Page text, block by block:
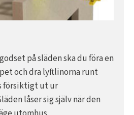
på släden ska du föra en
och dra lyftlinorna runt
försiktigt ut ur
låser sig själv när den